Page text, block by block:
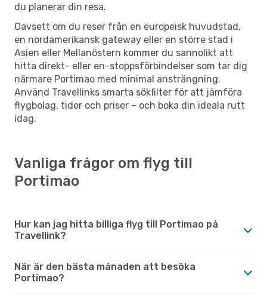
du planerar din resa.
Oavsett om du reser från en europeisk huvudstad,
en nordamerikansk gateway eller en större stad i
Asien eller Mellanöstern kommer du sannolikt att
hitta direkt- eller en-stoppsförbindelser som tar dig
närmare Portimao med minimal ansträngning.
Använd Travellinks smarta sökfilter för att jämföra
flygbolag, tider och priser – och boka din ideala rutt
idag.
Vanliga frågor om flyg till
Portimao
Hur kan jag hitta billiga flyg till Portimao på
Travellink?
När är den bästa månaden att besöka
Portimao?